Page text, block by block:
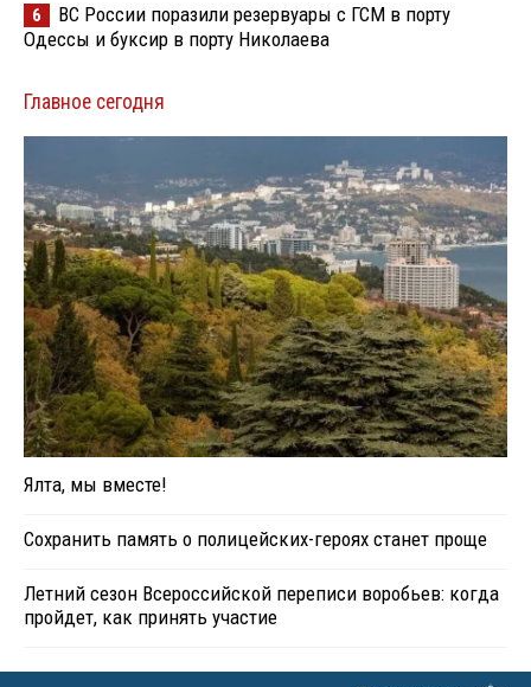
6
ВС России поразили резервуары с ГСМ в порту
Одессы и буксир в порту Николаева
Главное сегодня
Ялта, мы вместе!
Сохранить память о полицейских-героях станет проще
Летний сезон Всероссийской переписи воробьев: когда
пройдет, как принять участие